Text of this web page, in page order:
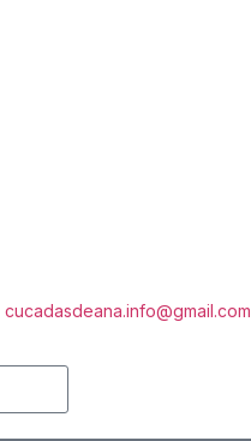
cucadasdeana.info@gmail.com